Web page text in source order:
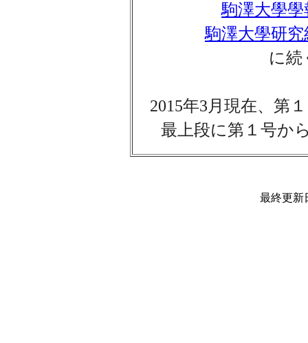
駒澤大學
駒澤大學研
に続
2015年3月現在、第
最上段に第１号か
最終更新